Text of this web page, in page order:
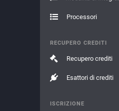
Processori
RECUPERO CREDITI
Recupero crediti
Esattori di crediti
ISCRIZIONE